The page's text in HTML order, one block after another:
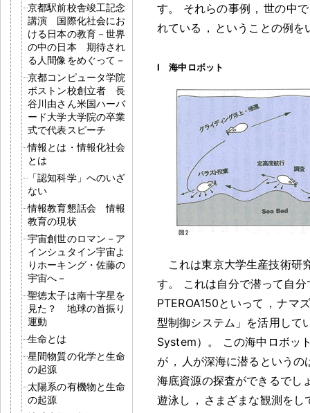
京都駅前校舎竣工記念
講演 国際化社会にお
ける日本の教育－世界
の中の日本 期待され
る人間像をめぐって－
京都コンピュータ学院
ボストン校創立者 長
谷川由さん米国ハーバ
ード大学大学院の卒業
式で代表スピーチ
情報とは・情報化社会
とは
「認知科学」へのいざ
ない
情報教育懇話会 情報
教育の現状
宇宙創世のロマン－ア
インシュタイン宇宙よ
りホーキング・佐藤の
宇宙へ－
聖徳太子は南十字星を
見た？ 地球の首振り
運動
生命とは
星間物質の化学と生命
の起源
太陽系の有機物と生命
の起源
す。 それらの事例 ， 世の中
れている ， ということの例を
I 海中ロボット
これは東京大学生産技術研
す。
これは自分で潜って自
PTEROA150といって ， ナマ
型制御システム」を活用して
System） 。
この海中ロボッ
が ， 人が深海に潜るというの
海底資源の探査ができるでし
遊泳し ， さまざまな観測をし